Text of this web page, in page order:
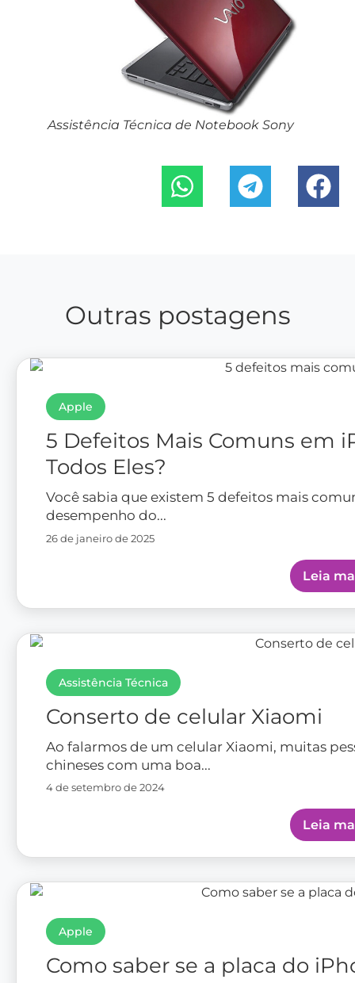
Assistência Técnica de Notebook Sony
Outras postagens
Apple
5 Defeitos Mais Comuns em
Todos Eles?
Você sabia que existem 5 defeitos mais
desempenho do...
26 de janeiro de 2025
Leia
Assistência Técnica
Conserto de celular Xiaomi
Ao falarmos de um celular Xiaomi, muitas
chineses com uma boa...
4 de setembro de 2024
Leia
Apple
Como saber se a placa do